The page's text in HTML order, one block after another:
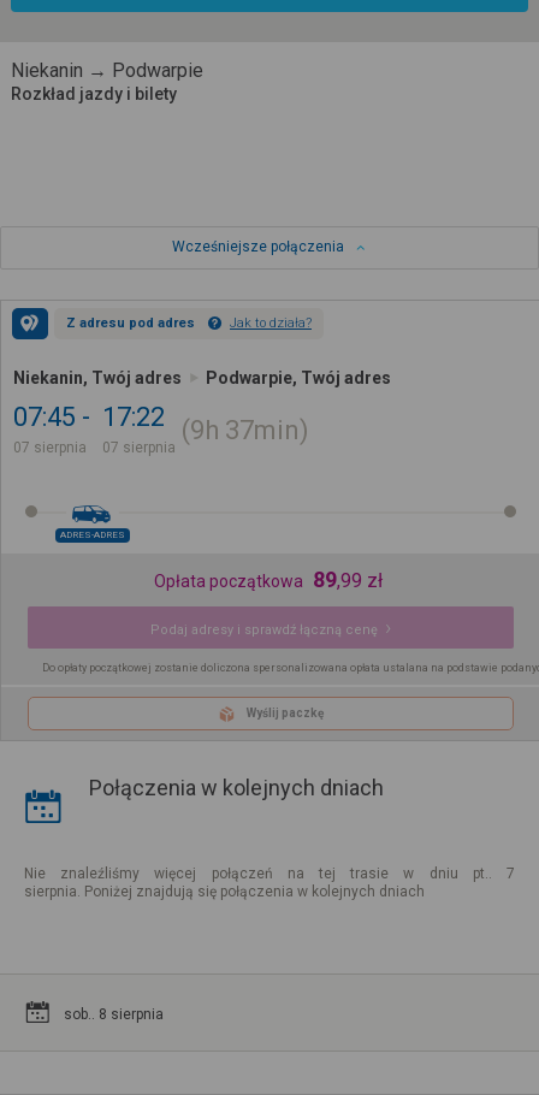
Niekanin → Podwarpie
Rozkład jazdy i bilety
Wcześniejsze połączenia
Z adresu pod adres Jak to działa?
Niekanin, Twój adres Podwarpie, Twój adres
07:45
07 sierpnia
17:22
07 sierpnia
9h 37min
ADRES-ADRES
Opłata początkowa 89,99 zł
Podaj adresy i sprawdź łączną cenę
Do opłaty początkowej zostanie doliczona spersonalizowana opłata ustalana na podstawie
Wyślij paczkę
Połączenia w kolejnych dniach
Nie znaleźliśmy więcej połączeń na tej trasie w dniu pt.. 7
sierpnia. Poniżej znajdują się połączenia w kolejnych dniach
sob.. 8 sierpnia